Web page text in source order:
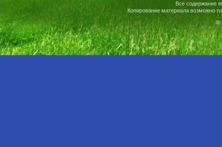
Все содержание
Копирование материала возможно
©